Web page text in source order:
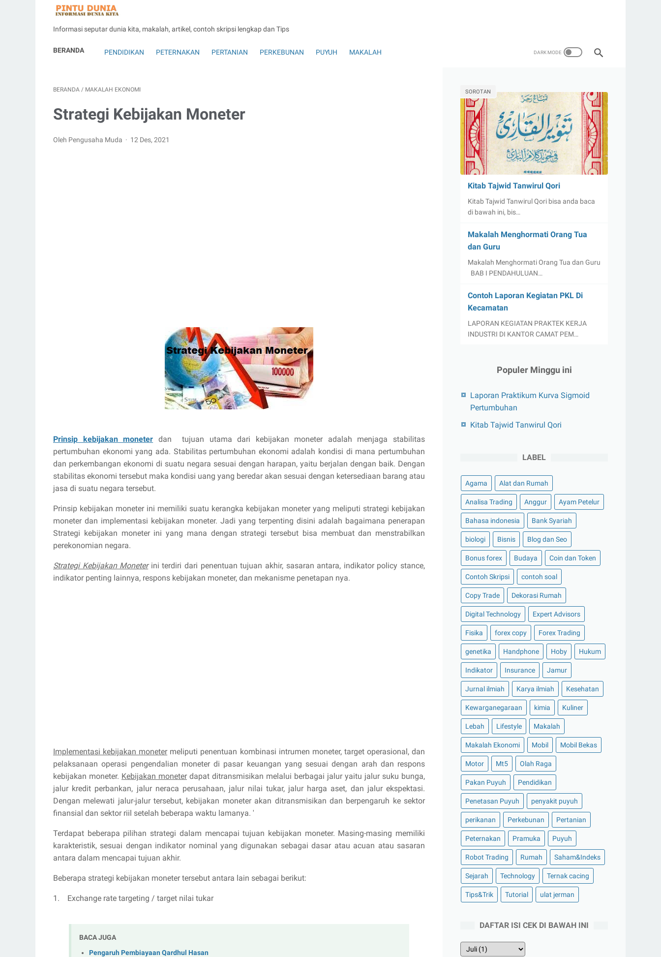
Informasi seputar dunia kita, makalah, artikel, contoh skripsi lengkap dan Tips
BERANDA PENDIDIKAN PETERNAKAN PERTANIAN PERKEBUNAN PUYUH MAKALAH
BERANDA / MAKALAH EKONOMI
Strategi Kebijakan Moneter
Oleh Pengusaha Muda 12 Des, 2021
Prinsip kebijakan moneter dan tujuan utama dari kebijakan moneter adalah menjaga stabilitas
pertumbuhan ekonomi yang ada. Stabilitas pertumbuhan ekonomi adalah kondisi di mana pertumbuhan
dan perkembangan ekonomi di suatu negara sesuai dengan harapan, yaitu berjalan dengan baik. Dengan
stabilitas ekonomi tersebut maka kondisi uang yang beredar akan sesuai dengan ketersediaan barang atau
jasa di suatu negara tersebut.
Prinsip kebijakan moneter ini memiliki suatu kerangka kebijakan moneter yang meliputi strategi kebijakan
moneter dan implementasi kebijakan moneter. Jadi yang terpenting disini adalah bagaimana penerapan
Strategi kebijakan moneter ini yang mana dengan strategi tersebut bisa membuat dan menstrabilkan
perekonomian negara.
Strategi Kebijakan Moneterini terdiri dari penentuan tujuan akhir, sasaran antara, indikator policy stance,
indikator penting lainnya, respons kebijakan moneter, dan mekanisme penetapan nya.
Implementasi kebijakan monetermeliputi penentuan kombinasi intrumen moneter, target operasional, dan
pelaksanaan operasi pengendalian moneter di pasar keuangan yang sesuai dengan arah dan respons
kebijakan moneter. Kebijakan moneterdapat ditransmisikan melalui berbagai jalur yaitu jalur suku bunga,
jalur kredit perbankan, jalur neraca perusahaan, jalur nilai tukar, jalur harga aset, dan jalur ekspektasi.
Dengan melewati jalur-jalur tersebut, kebijakan moneter akan ditransmisikan dan berpengaruh ke sektor
finansial dan sektor riil setelah beberapa waktu lamanya. '
Terdapat beberapa pilihan strategi dalam mencapai tujuan kebijakan moneter. Masing-masing memiliki
karakteristik, sesuai dengan indikator nominal yang digunakan sebagai dasar atau acuan atau sasaran
antara dalam mencapai tujuan akhir.
Beberapa strategi kebijakan moneter tersebut antara lain sebagai berikut:
1. Exchange rate targeting / target nilai tukar
BACA JUGA
Pengaruh Pembiayaan Qardhul Hasan
SOROTAN
Kitab Tajwid Tanwirul Qori
Kitab Tajwid Tanwirul Qori bisa anda baca
di bawah ini, bis…
Makalah Menghormati Orang Tua
dan Guru
Makalah Menghormati Orang Tua dan Guru
BAB I PENDAHULUAN…
Contoh Laporan Kegiatan PKL Di
Kecamatan
LAPORAN KEGIATAN PRAKTEK KERJA
INDUSTRI DI KANTOR CAMAT PEM…
Populer Minggu ini
Laporan Praktikum Kurva Sigmoid
Pertumbuhan
Kitab Tajwid Tanwirul Qori
LABEL
Agama Alat dan Rumah
Analisa Trading Anggur Ayam Petelur
Bahasa indonesia Bank Syariah
biologi Bisnis Blog dan Seo
Bonus forex Budaya Coin dan Token
Contoh Skripsi contoh soal
Copy Trade Dekorasi Rumah
Digital Technology Expert Advisors
Fisika forex copy Forex Trading
genetika Handphone Hoby Hukum
Indikator Insurance Jamur
Jurnal ilmiah Karya ilmiah Kesehatan
Kewarganegaraan kimia Kuliner
Lebah Lifestyle Makalah
Makalah Ekonomi Mobil Mobil Bekas
Motor Mt5 Olah Raga
Pakan Puyuh Pendidikan
Penetasan Puyuh penyakit puyuh
perikanan Perkebunan Pertanian
Peternakan Pramuka Puyuh
Robot Trading Rumah Saham&Indeks
Sejarah Technology Ternak cacing
Tips&Trik Tutorial ulat jerman
DAFTAR ISI CEK DI BAWAH INI